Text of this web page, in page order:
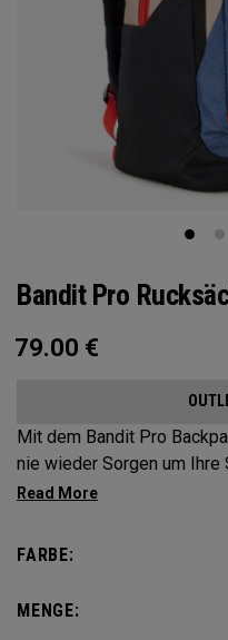
Bandit Pro
79.00 €
Mit dem Bandit Pro
nie wieder Sorgen um Ihre
Mission Control
nicht zu kompliziert
FARBE:
MENGE: